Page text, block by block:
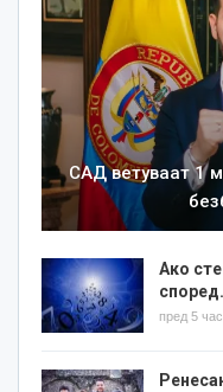
САД ветуваат 1
Ако
пред 5